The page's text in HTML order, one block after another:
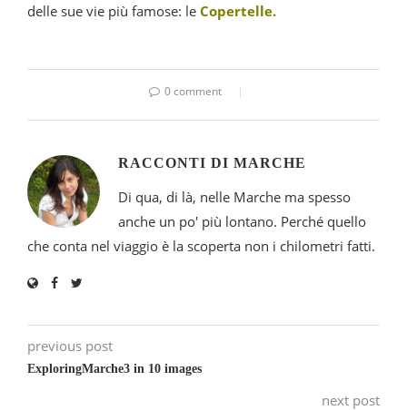
delle sue vie più famose: le Copertelle.
0 comment
RACCONTI DI MARCHE
Di qua, di là, nelle Marche ma spesso
anche un po' più lontano. Perché quello
che conta nel viaggio è la scoperta non i chilometri fatti.
previous post
ExploringMarche3 in 10 images
next post